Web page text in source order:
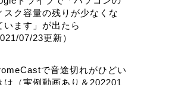
スク容量の残りが少なくな
います」が出たら
07/23更新）
で音途切れがひどい
は（実例動画あり＆202201